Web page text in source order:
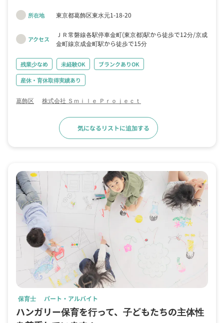
所在地 東京都葛飾区東水元1-18-20
アクセス
ＪＲ常磐線各駅停車金町(東京都)駅から徒歩で12分 京成
金町線京成金町駅から徒歩で15分
残業少なめ 未経験OK
ブランクありOK
産休・育休取得実績あり
葛飾区 株式会社 Ｓｍｉｌｅ Ｐｒｏｊｅｃｔ
気になるリストに追加する
保育士 パート・アルバイト
ハンガリー保育を行って、子どもたちの主体性